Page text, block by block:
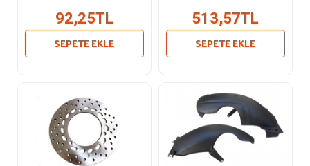
92,25TL
SEPETE EKLE
513,57TL
SEPETE EKLE